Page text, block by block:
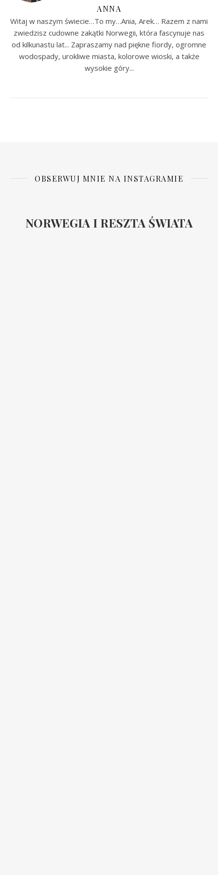
ANNA
Witaj w naszym świecie…To my…Ania, Arek… Razem z nami
zwiedzisz cudowne zakątki Norwegii, która fascynuje nas
od kilkunastu lat... Zapraszamy nad piękne fiordy, ogromne
wodospady, urokliwe miasta, kolorowe wioski, a także
wysokie góry...
OBSERWUJ MNIE NA INSTAGRAMIE
NORWEGIA I RESZTA ŚWIATA